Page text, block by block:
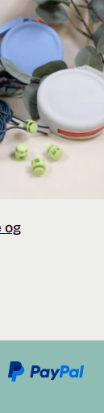
og